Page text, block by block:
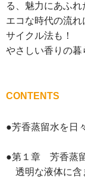
る、魅力にあふれ
エコな時代の流
サイクル法も！
やさしい香りの
CONTENTS
●芳香蒸留水を日
●第１章 芳香蒸
透明な液体に含